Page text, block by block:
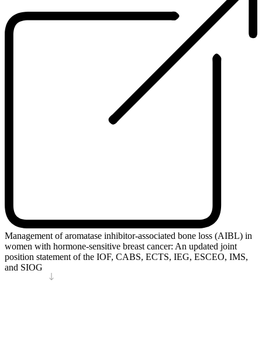
Management of aromatase inhibitor-associated bone loss (AIBL) in
women with hormone-sensitive breast cancer: An updated joint
position statement of the IOF, CABS, ECTS, IEG, ESCEO, IMS,
and SIOG